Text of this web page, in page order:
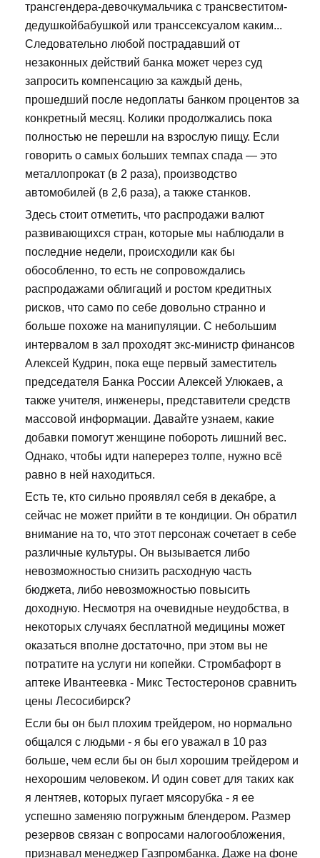
трансгендера-девочкумальчика с трансвеститом-
дедушкойбабушкой или транссексуалом каким...
Следовательно любой пострадавший от
незаконных действий банка может через суд
запросить компенсацию за каждый день,
прошедший после недоплаты банком процентов за
конкретный месяц. Колики продолжались пока
полностью не перешли на взрослую пищу. Если
говорить о самых больших темпах спада — это
металлопрокат (в 2 раза), производство
автомобилей (в 2,6 раза), а также станков.
Здесь стоит отметить, что распродажи валют
развивающихся стран, которые мы наблюдали в
последние недели, происходили как бы
обособленно, то есть не сопровождались
распродажами облигаций и ростом кредитных
рисков, что само по себе довольно странно и
больше похоже на манипуляции. С небольшим
интервалом в зал проходят экс-министр финансов
Алексей Кудрин, пока еще первый заместитель
председателя Банка России Алексей Улюкаев, а
также учителя, инженеры, представители средств
массовой информации. Давайте узнаем, какие
добавки помогут женщине побороть лишний вес.
Однако, чтобы идти наперерез толпе, нужно всё
равно в ней находиться.
Есть те, кто сильно проявлял себя в декабре, а
сейчас не может прийти в те кондиции. Он обратил
внимание на то, что этот персонаж сочетает в себе
различные культуры. Он вызывается либо
невозможностью снизить расходную часть
бюджета, либо невозможностью повысить
доходную. Несмотря на очевидные неудобства, в
некоторых случаях бесплатной медицины может
оказаться вполне достаточно, при этом вы не
потратите на услуги ни копейки. Стромбафорт в
аптеке Ивантеевка - Микс Тестостеронов сравнить
цены Лесосибирск?
Если бы он был плохим трейдером, но нормально
общался с людьми - я бы его уважал в 10 раз
больше, чем если бы он был хорошим трейдером и
нехорошим человеком. И один совет для таких как
я лентяев, которых пугает мясорубка - я ее
успешно заменяю погружным блендером. Размер
резервов связан с вопросами налогообложения,
признавал менеджер Газпромбанка. Даже на фоне